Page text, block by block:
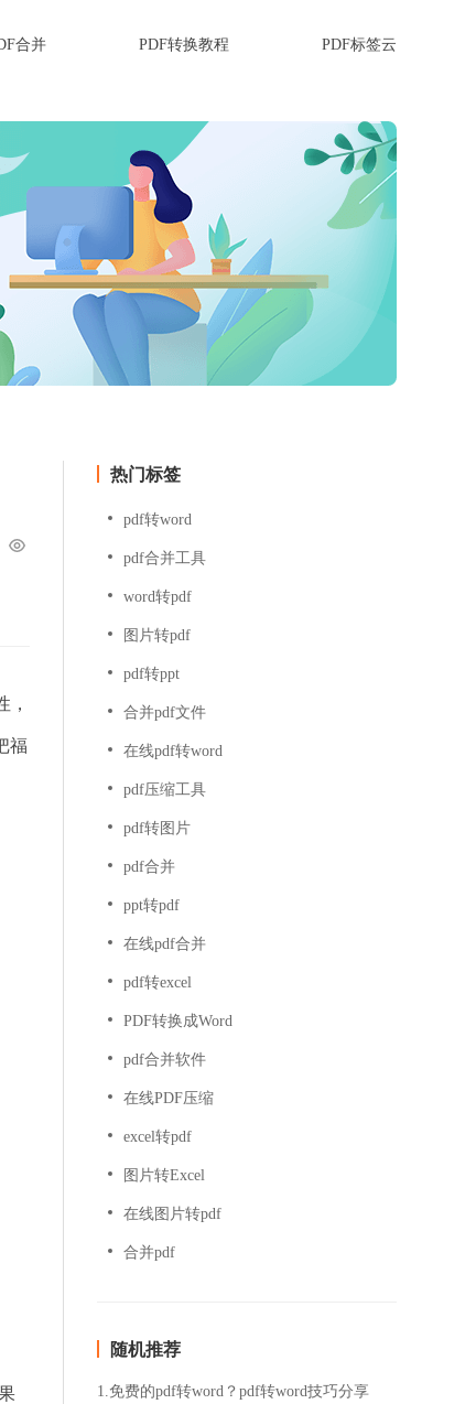
合并 PDF转换教程 PDF标签云
，
福
热门标签
pdf转word
pdf合并工具
word转pdf
图片转pdf
pdf转ppt
合并pdf文件
在线pdf转word
pdf压缩工具
pdf转图片
pdf合并
ppt转pdf
在线pdf合并
pdf转excel
PDF转换成Word
pdf合并软件
在线PDF压缩
excel转pdf
图片转Excel
在线图片转pdf
合并pdf
随机推荐
1.免费的pdf转word？pdf转word技巧分享